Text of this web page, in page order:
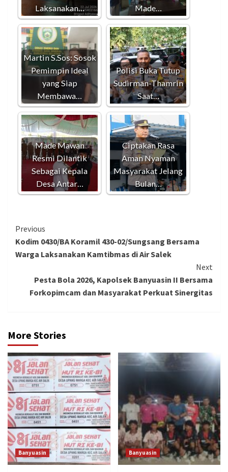
Laksanakan… Made…
Martin S.Sos: Sosok
Pemimpin Ideal
yang Siap
Membawa…
Polisi Buka Tutup
Sudirman-Thamrin
Saat…
Made Mawan
Resmi Dilantik
Sebagai Kepala
Desa Antar…
Ciptakan Rasa
Aman Nyaman
Masyarakat Jelang
Bulan…
Continue
Reading
Previous
Kodim 0430/BA Koramil 430-02/Sungsang Bersama
Warga Laksanakan Kamtibmas di Air Salek
Next
Pesta Bola 2026, Kapolsek Banyuasin II Bersama
Forkopimcam dan Masyarakat Perkuat Sinergitas
More Stories
Banyuasin Banyuasin